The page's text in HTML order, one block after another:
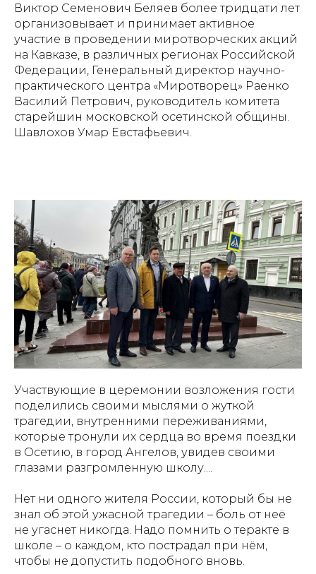
Виктор Семенович Беляев более тридцати лет
организовывает и принимает активное
участие в проведении миротворческих акций
на Кавказе, в различных регионах Российской
Федерации, Генеральный директор научно-
практического центра «Миротворец» Раенко
Василий Петрович, руководитель комитета
старейшин московской осетинской общины.
Шавлохов Умар Евстафьевич.
Участвующие в церемонии возложения гости
поделились своими мыслями о жуткой
трагедии, внутренними переживаниями,
которые тронули их сердца во время поездки
в Осетию, в город Ангелов, увидев своими
глазами разгромленную школу....
Нет ни одного жителя России, который бы не
знал об этой ужасной трагедии – боль от неё
не угаснет никогда. Надо помнить о теракте в
школе – о каждом, кто пострадал при нём,
чтобы не допустить подобного вновь.